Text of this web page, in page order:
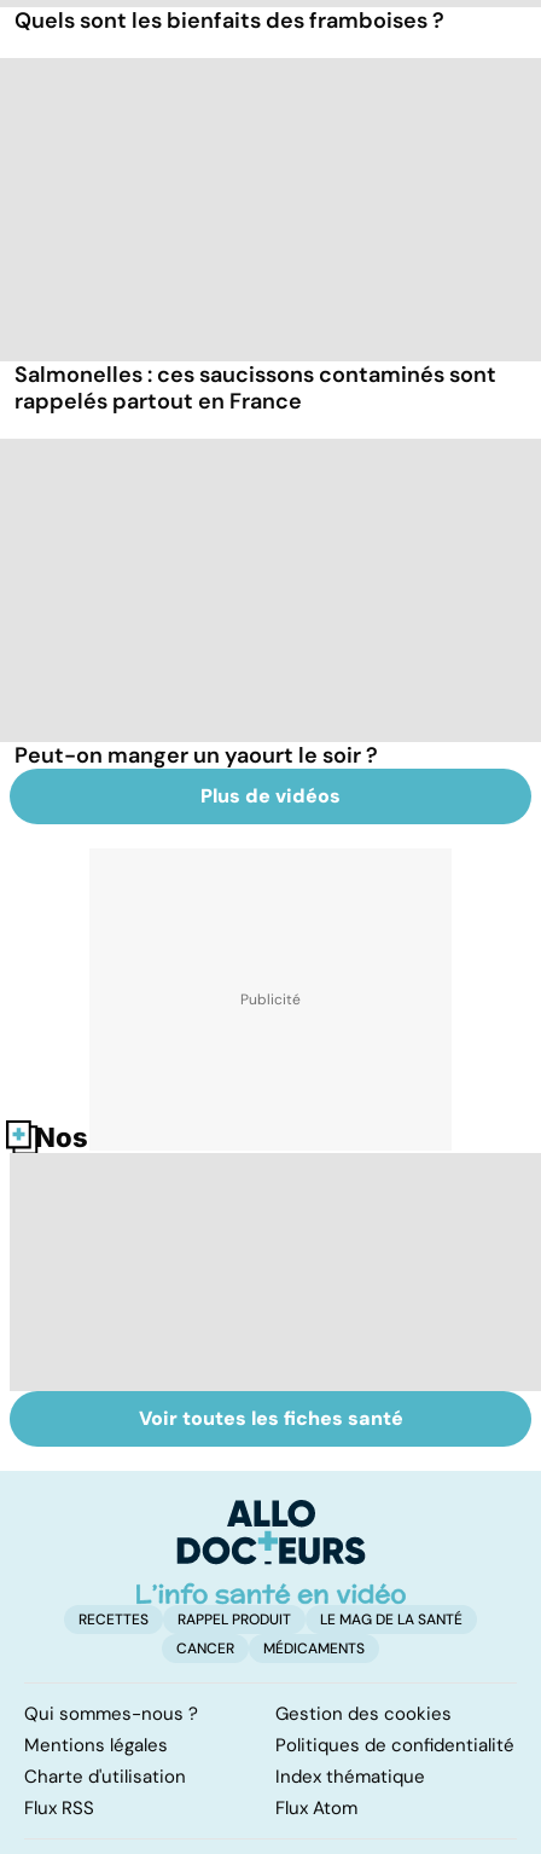
Quels sont les bienfaits des framboises ?
Salmonelles : ces saucissons contaminés sont
rappelés partout en France
Peut-on manger un yaourt le soir ?
Plus de vidéos
Nos fiches santé
Tout savoir sur
les infections
Inflammation des
amygdales : que
d'angine ?
Voir toutes les fiches santé
RECETTES RAPPEL PRODUIT
LE MAG DE LA SANTÉ
CANCER
MÉDICAMENTS
Qui sommes-nous ?
Gestion des cookies
Mentions légales
Politiques de confidentialité
Charte d'utilisation
Index thématique
Flux RSS
Flux Atom